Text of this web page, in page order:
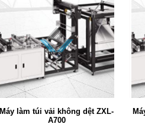
Máy làm túi vải không dệt ZXL-
A700